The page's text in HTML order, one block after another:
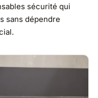
sécurité qui
sans dépendre